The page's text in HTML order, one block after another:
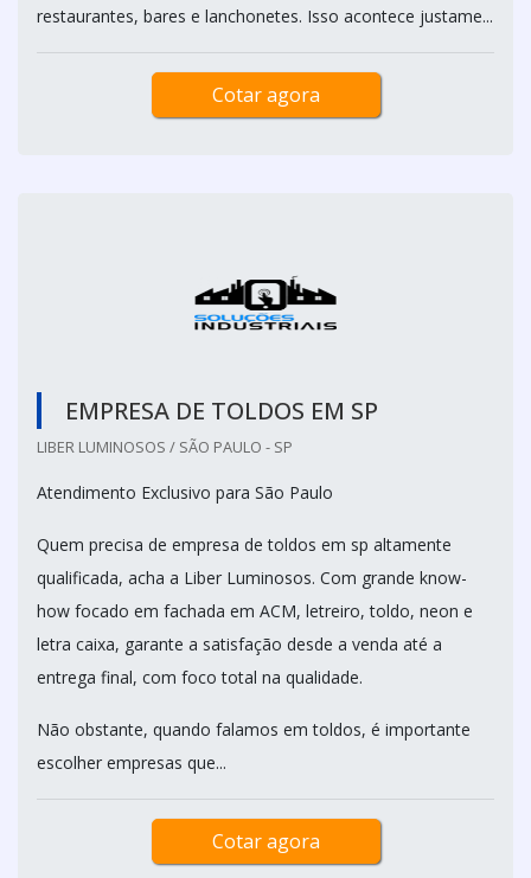
restaurantes, bares e lanchonetes. Isso acontece justame...
Cotar agora
EMPRESA DE TOLDOS EM SP
LIBER LUMINOSOS / SÃO PAULO - SP
Atendimento Exclusivo para São Paulo
Quem precisa de empresa de toldos em sp altamente
qualificada, acha a Liber Luminosos. Com grande know-
how focado em fachada em ACM, letreiro, toldo, neon e
letra caixa, garante a satisfação desde a venda até a
entrega final, com foco total na qualidade.
Não obstante, quando falamos em toldos, é importante
escolher empresas que...
Cotar agora